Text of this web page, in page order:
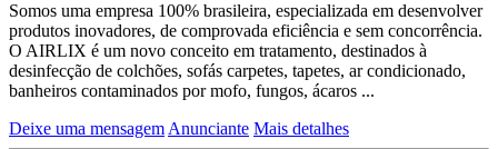
Somos uma empresa 100% brasileira, especializada em desenvolver
produtos inovadores, de comprovada eficiência e sem concorrência.
O AIRLIX é um novo conceito em tratamento, destinados à
desinfecção de colchões, sofás carpetes, tapetes, ar condicionado,
banheiros contaminados por mofo, fungos, ácaros ...
Deixe uma mensagem Anunciante Mais detalhes